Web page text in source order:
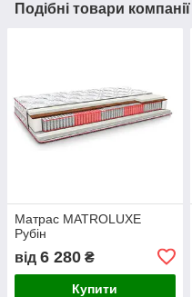
Подібні товари компанії
Матрас MATROLUXE
Рубін
від 6 280 ₴
Купити